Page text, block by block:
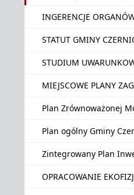
INGERENCJE
STATUT GMINY
STUDIUM
MIEJSCOWE PLANY
Plan Zrównoważonej
Plan ogólny Gminy
Zintegrowany Plan
OPRACOWANIE